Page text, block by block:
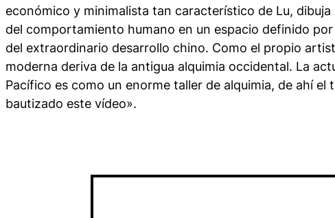
económico y minimalista tan característico de Lu, dibuja
del comportamiento humano en un espacio definido
del extraordinario desarrollo chino. Como el propio
moderna deriva de la antigua alquimia occidental. La
Pacífico es como un enorme taller de alquimia, de ahí el
bautizado este vídeo».